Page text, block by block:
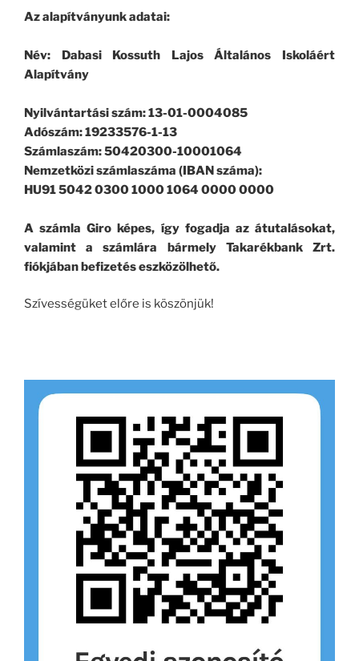
Az alapítványunk adatai:
Név: Dabasi Kossuth Lajos Általános Iskoláért
Alapítvány
Nyilvántartási szám: 13-01-0004085
Adószám: 19233576-1-13
Számlaszám: 50420300-10001064
Nemzetközi számlaszáma (IBAN száma):
HU91 5042 0300 1000 1064 0000 0000
A számla Giro képes, így fogadja az átutalásokat,
valamint a számlára bármely Takarékbank Zrt.
fiókjában befizetés eszközölhető.
Szívességüket előre is köszönjük!